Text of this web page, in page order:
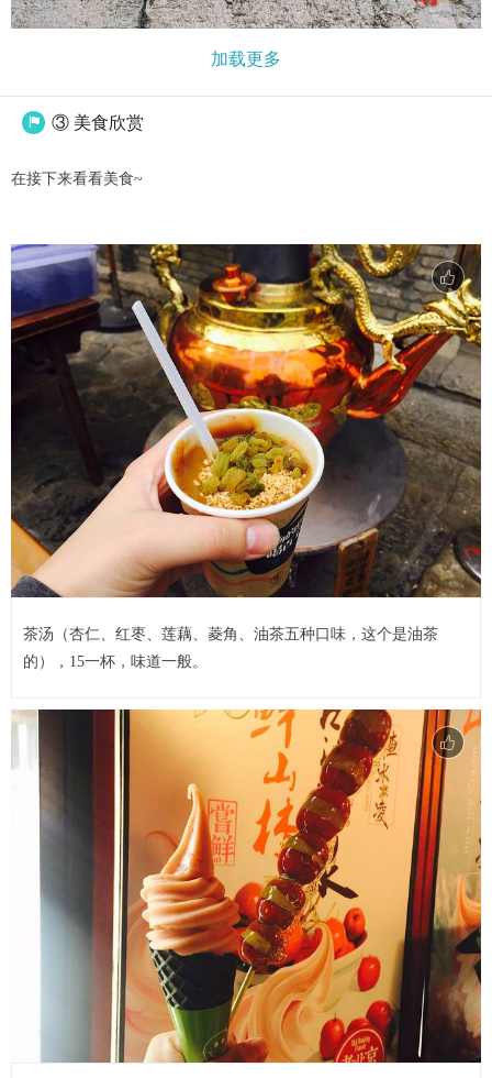
加载更多
 ③ 美食欣赏
在接下来看看美食~
茶汤（杏仁、红枣、莲藕、菱角、油茶五种口味，这个是油茶
的），15一杯，味道一般。